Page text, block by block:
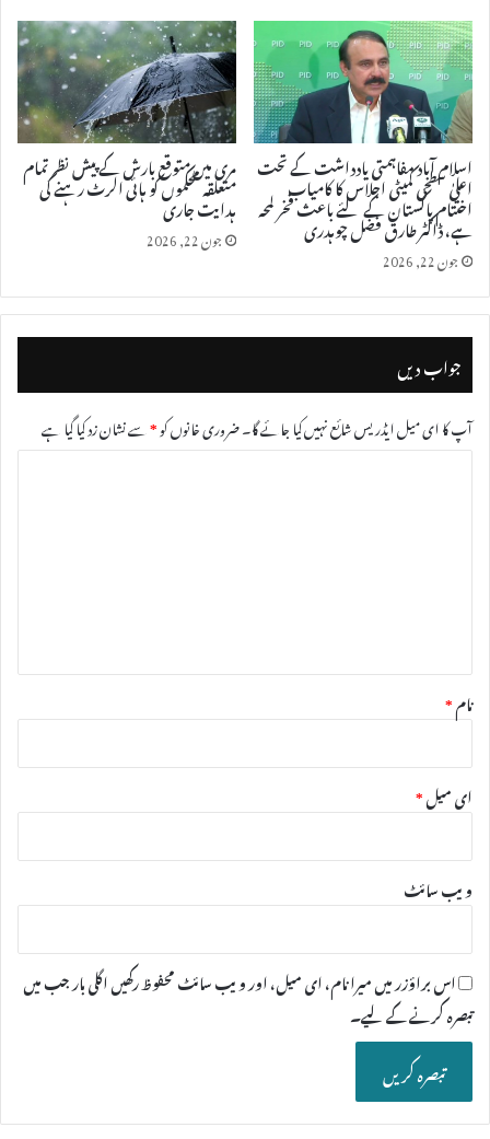
اسلام آباد مفاہمتی یادداشت کے تحت
اعلیٰ سطحی کمیٹی اجلاس کا کامیاب
اختتام پاکستان کے لئے باعث فخر لمحہ
ہے، ڈاکٹر طارق فضل چوہدری
جون 22, 2026
مری میں متوقع بارش کے پیش نظر تمام
متعلقہ محکموں کو ہائی الرٹ رہنے کی
ہدایت جاری
جون 22, 2026
جواب دیں
آپ کا ای میل ایڈریس شائع نہیں کیا جائے گا۔ضروری خانوں کو*سے نشان زد کیا گیا ہے
نام*
ای میل*
ویب‌ سائٹ
اس براؤزر میں میرا نام، ای میل، اور ویب سائٹ محفوظ رکھیں اگلی بار جب میں
تبصرہ کرنے کےلیے۔